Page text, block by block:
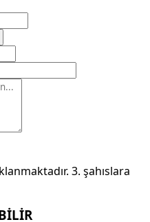
3. şahıslara